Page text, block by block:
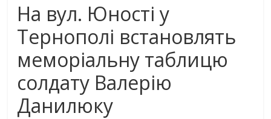
На вул. Юності у
Тернополі встановлять
меморіальну таблицю
солдату Валерію
Данилюку